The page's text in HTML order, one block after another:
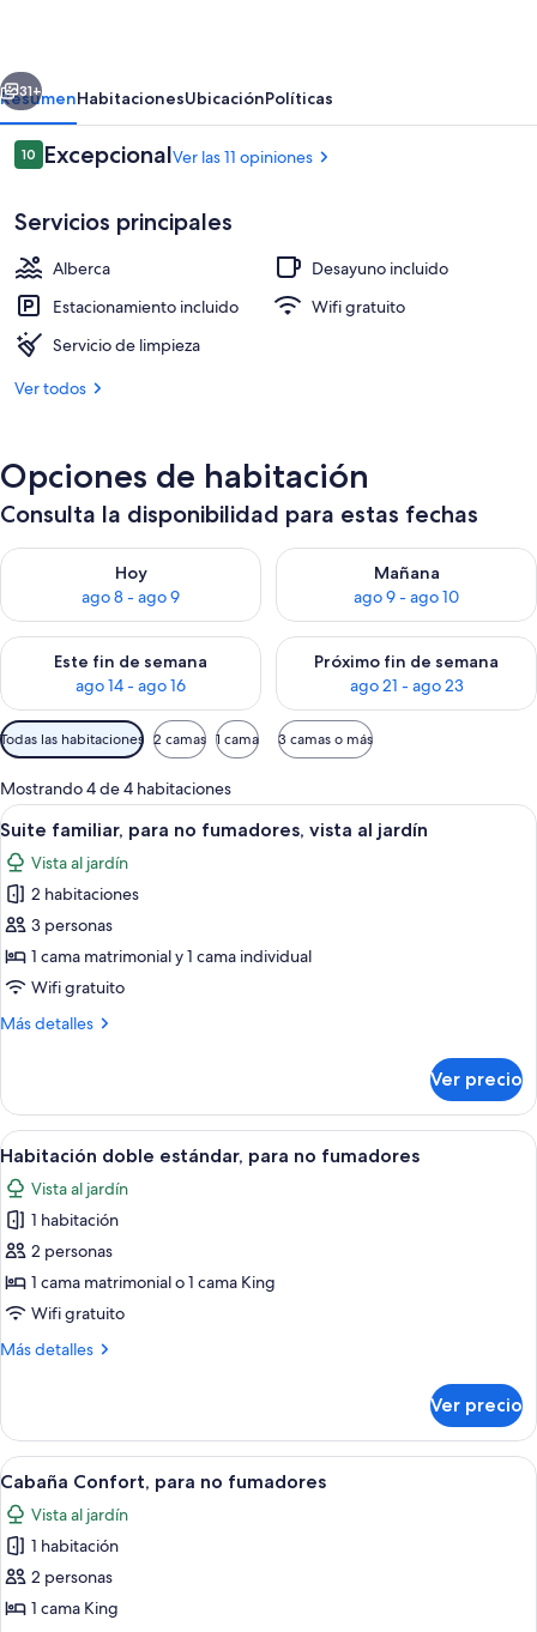
Siguiente
31+
ResumenHabitacionesUbicaciónPolíticas
Opiniones
1010 de 10,
ExcepcionalVer las 11 opiniones
Servicios principales
Alberca
Desayuno incluido
Estacionamiento incluido
Wifi gratuito
Servicio de limpieza
Ver todos
Opciones de habitación
Consulta la disponibilidad para estas fechas
Hoy
ago 8 - ago 9
Consulta la disponibilidad para hoy ago 8 - ago 9
Mañana
ago 9 - ago 10
Consulta la disponibilidad
Este fin de semana
ago 14 - ago 16
Consulta la disponibilidad para este fin de semana ago 14 -
Próximo fin de semana
ago 21 - ago 23
Consulta la disponibilidad
Filtros
disponibles
para
las
habitaciones
Todas las habitaciones 2 camas 1 cama 3 camas o más
Mostrando 4 de 4 habitaciones
Abrir
todas
las
fotos
de
Suite
familiar,
no
al
jardín
Suite familiar, para no fumadores,
1
Suite familiar, para no fumadores, vista al jardín
Vista al jardín
2 habitaciones
3 personas
1 cama matrimonial y 1 cama individual
Wifi gratuito
Más detalles
Más
familiar,
para
no
fumadores,
vista
al
jardín
Ver precio
Abrir
todas
las
fotos
de
Habitación
doble
para
Habitación doble estándar, para no
3
Habitación doble estándar, para no fumadores
Vista al jardín
1 habitación
2 personas
1 cama matrimonial o 1 cama King
Wifi gratuito
Más detalles
Más
doble
estándar,
para
no
fumadores
Ver precio
Abrir
todas
las
fotos
de
Cabaña
Cabaña Confort, para no fumadores
5
Cabaña Confort, para no fumadores
Vista al jardín
1 habitación
2 personas
1 cama King